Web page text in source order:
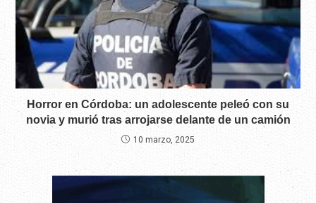
Horror en Córdoba: un adolescente peleó con su
novia y murió tras arrojarse delante de un camión
10 marzo, 2025